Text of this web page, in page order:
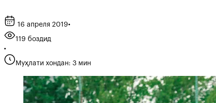
16 апреля 2019•
119 боздид
•
Муҳлати хондан: 3 мин